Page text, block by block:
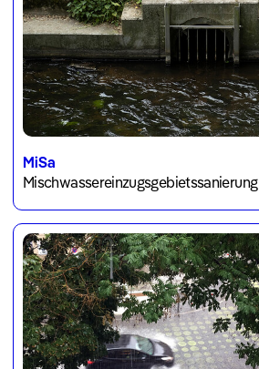
MiSa
Mischwassereinzugsgebietssanierung